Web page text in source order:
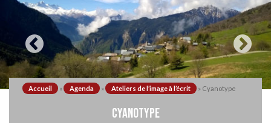
Accueil » Agenda » Ateliers de l’image à l’écrit » Cyanotype
CYANOTYPE